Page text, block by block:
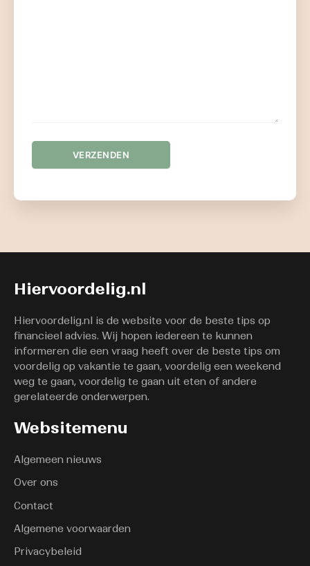
Hiervoordelig.nl
Hiervoordelig.nl is de website voor de beste tips op
financieel advies. Wij hopen iedereen te kunnen
informeren die een vraag heeft over de beste tips om
voordelig op vakantie te gaan, voordelig een weekend
weg te gaan, voordelig te gaan uit eten of andere
gerelateerde onderwerpen.
Websitemenu
Algemeen nieuws
Over ons
Contact
Algemene voorwaarden
Privacybeleid